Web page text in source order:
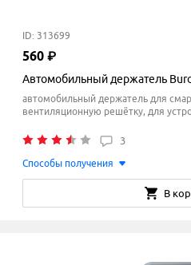
ID: 313699
560 ₽
Автомобильный держатель
автомобильный держатель для
вентиляционную решётку, для
3
Способы получения
В